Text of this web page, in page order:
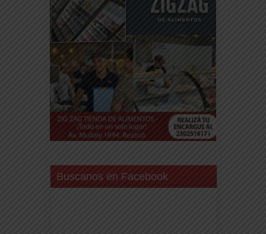
Buscanos en Facebook